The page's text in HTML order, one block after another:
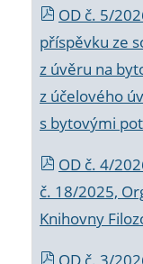
OD č. 5/
příspěvku ze
z úvěru na
z účelového
s bytovými
OD č. 4/
č. 18/2025,
Knihovny